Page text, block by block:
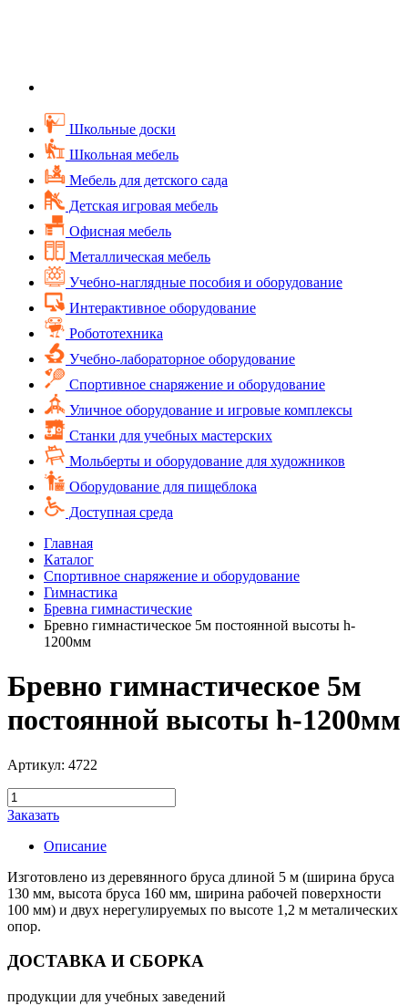
Школьные доски
Школьная мебель
Мебель для детского сада
Детская игровая мебель
Офисная мебель
Металлическая мебель
Учебно-наглядные пособия и оборудование
Интерактивное оборудование
Робототехника
Учебно-лабораторное оборудование
Спортивное снаряжение и оборудование
Уличное оборудование и игровые комплексы
Cтанки для учебных мастерских
Мольберты и оборудование для художников
Оборудование для пищеблока
Доступная среда
Главная
Каталог
Спортивное снаряжение и оборудование
Гимнастика
Бревна гимнастические
Бревно гимнастическое 5м постоянной высоты h-
1200мм
Бревно гимнастическое 5м
постоянной высоты h-1200мм
Артикул: 4722
Заказать
Описание
Изготовлено из деревянного бруса длиной 5 м (ширина бруса
130 мм, высота бруса 160 мм, ширина рабочей поверхности
100 мм) и двух нерегулируемых по высоте 1,2 м металических
опор.
ДОСТАВКА И СБОРКА
продукции для учебных заведений